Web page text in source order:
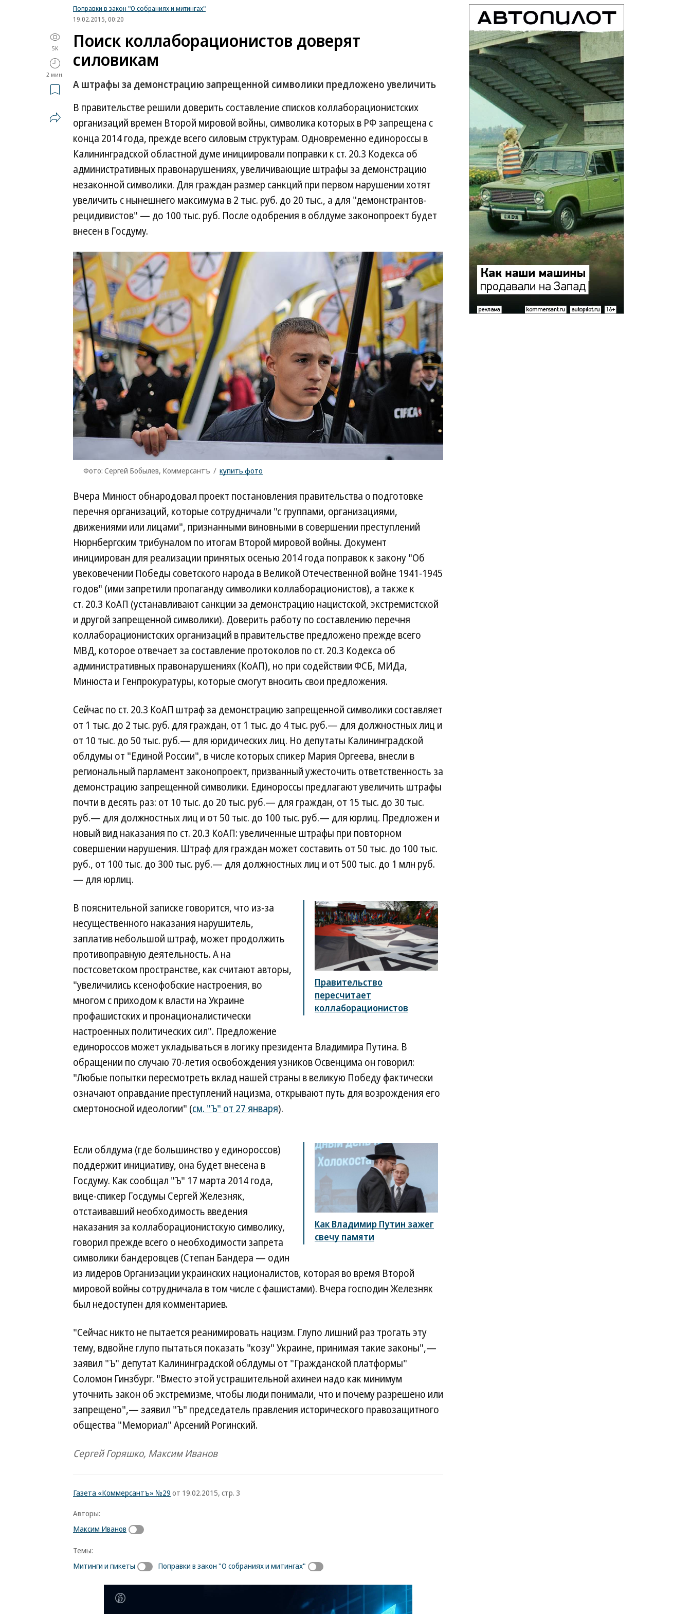
Поправки в закон "О собраниях и митингах"
19.02.2015, 00:20
5K
2 мин.
Поиск коллаборационистов доверят
силовикам
А штрафы за демонстрацию запрещенной символики предложено увеличить
В правительстве решили доверить составление списков коллаборационистских
организаций времен Второй мировой войны, символика которых в РФ запрещена с
конца 2014 года, прежде всего силовым структурам. Одновременно единороссы в
Калининградской областной думе инициировали поправки к ст. 20.3 Кодекса об
административных правонарушениях, увеличивающие штрафы за демонстрацию
незаконной символики. Для граждан размер санкций при первом нарушении хотят
увеличить с нынешнего максимума в 2 тыс. руб. до 20 тыс., а для "демонстрантов-
рецидивистов" — до 100 тыс. руб. После одобрения в облдуме законопроект будет
внесен в Госдуму.
Фото: Сергей Бобылев, Коммерсантъ / купить фото
Вчера Минюст обнародовал проект постановления правительства о подготовке
перечня организаций, которые сотрудничали "с группами, организациями,
движениями или лицами", признанными виновными в совершении преступлений
Нюрнбергским трибуналом по итогам Второй мировой войны. Документ
инициирован для реализации принятых осенью 2014 года поправок к закону "Об
увековечении Победы советского народа в Великой Отечественной войне 1941-1945
годов" (ими запретили пропаганду символики коллаборационистов), а также к
ст. 20.3 КоАП (устанавливают санкции за демонстрацию нацистской, экстремистской
и другой запрещенной символики). Доверить работу по составлению перечня
коллаборационистских организаций в правительстве предложено прежде всего
МВД, которое отвечает за составление протоколов по ст. 20.3 Кодекса об
административных правонарушениях (КоАП), но при содействии ФСБ, МИДа,
Минюста и Генпрокуратуры, которые смогут вносить свои предложения.
Сейчас по ст. 20.3 КоАП штраф за демонстрацию запрещенной символики составляет
от 1 тыс. до 2 тыс. руб. для граждан, от 1 тыс. до 4 тыс. руб.— для должностных лиц и
от 10 тыс. до 50 тыс. руб.— для юридических лиц. Но депутаты Калининградской
облдумы от "Единой России", в числе которых спикер Мария Оргеева, внесли в
региональный парламент законопроект, призванный ужесточить ответственность за
демонстрацию запрещенной символики. Единороссы предлагают увеличить штрафы
почти в десять раз: от 10 тыс. до 20 тыс. руб.— для граждан, от 15 тыс. до 30 тыс.
руб.— для должностных лиц и от 50 тыс. до 100 тыс. руб.— для юрлиц. Предложен и
новый вид наказания по ст. 20.3 КоАП: увеличенные штрафы при повторном
совершении нарушения. Штраф для граждан может составить от 50 тыс. до 100 тыс.
руб., от 100 тыс. до 300 тыс. руб.— для должностных лиц и от 500 тыс. до 1 млн руб.
— для юрлиц.
Правительство
пересчитает
коллаборационистов
В пояснительной записке говорится, что из-за
несущественного наказания нарушитель,
заплатив небольшой штраф, может продолжить
противоправную деятельность. А на
постсоветском пространстве, как считают авторы,
"увеличились ксенофобские настроения, во
многом с приходом к власти на Украине
профашистских и пронационалистически
настроенных политических сил". Предложение
единороссов может укладываться в логику президента Владимира Путина. В
обращении по случаю 70-летия освобождения узников Освенцима он говорил:
"Любые попытки пересмотреть вклад нашей страны в великую Победу фактически
означают оправдание преступлений нацизма, открывают путь для возрождения его
смертоносной идеологии" (см. "Ъ" от 27 января).
Как Владимир Путин зажег
свечу памяти
Если облдума (где большинство у единороссов)
поддержит инициативу, она будет внесена в
Госдуму. Как сообщал "Ъ" 17 марта 2014 года,
вице-спикер Госдумы Сергей Железняк,
отстаивавший необходимость введения
наказания за коллаборационистскую символику,
говорил прежде всего о необходимости запрета
символики бандеровцев (Степан Бандера — один
из лидеров Организации украинских националистов, которая во время Второй
мировой войны сотрудничала в том числе с фашистами). Вчера господин Железняк
был недоступен для комментариев.
"Сейчас никто не пытается реанимировать нацизм. Глупо лишний раз трогать эту
тему, вдвойне глупо пытаться показать "козу" Украине, принимая такие законы",—
заявил "Ъ" депутат Калининградской облдумы от "Гражданской платформы"
Соломон Гинзбург. "Вместо этой устрашительной ахинеи надо как минимум
уточнить закон об экстремизме, чтобы люди понимали, что и почему разрешено или
запрещено",— заявил "Ъ" председатель правления исторического правозащитного
общества "Мемориал" Арсений Рогинский.
Сергей Горяшко, Максим Иванов
Газета «Коммерсантъ» №29 от 19.02.2015, стр. 3
Авторы:
Максим Иванов
Темы:
Митинги и пикеты
Поправки в закон "О собраниях и митингах"